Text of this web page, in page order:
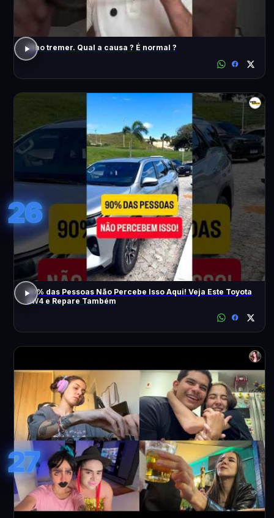
Olho tremer. Qual a causa ? É normal ?
26
90% das Pessoas Não Percebe Isso Aqui! Veja Este Toyota
SW4 e Repare Também
27